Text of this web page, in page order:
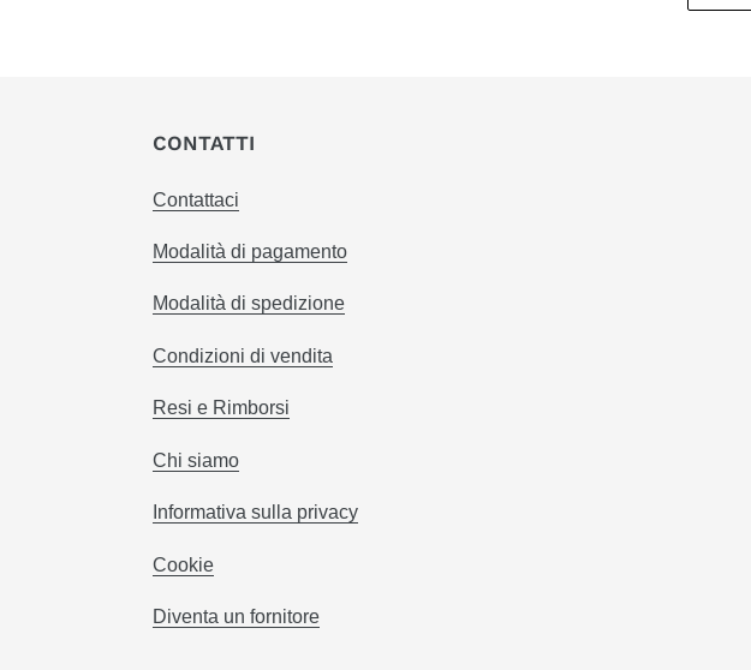
CONTATTI
Contattaci
Modalità di pagamento
Modalità di spedizione
Condizioni di vendita
Resi e Rimborsi
Chi siamo
Informativa sulla privacy
Cookie
Diventa un fornitore